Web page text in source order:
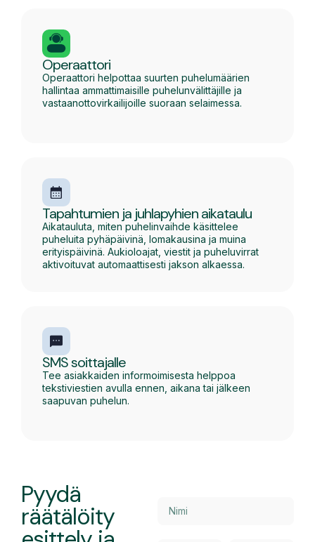
Operaattori
Operaattori helpottaa suurten puhelumäärien
hallintaa ammattimaisille puhelunvälittäjille ja
vastaanottovirkailijoille suoraan selaimessa.
Tapahtumien ja juhlapyhien aikataulu
Aikatauluta, miten puhelinvaihde käsittelee
puheluita pyhäpäivinä, lomakausina ja muina
erityispäivinä. Aukioloajat, viestit ja puheluvirrat
aktivoituvat automaattisesti jakson alkaessa.
SMS soittajalle
Tee asiakkaiden informoimisesta helppoa
tekstiviestien avulla ennen, aikana tai jälkeen
saapuvan puhelun.
Pyydä
räätälöity